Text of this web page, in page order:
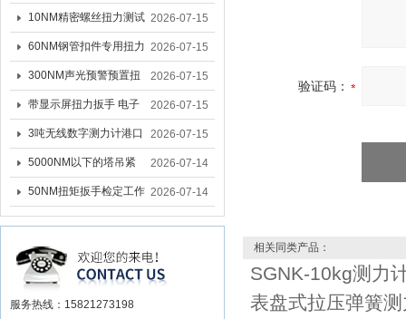
的无线测力计 0.03-3T化
工行业用遥控式推拉力
计
10NM精密螺丝扭力测试
专用扭矩扳手,产线质检
螺丝扭力专用扳手厂家
2026-07-15
60NM钢管扣件专用扭力
扳手 脚手架扭力检测扳
手 工地扣件扭矩扳手品
牌
2026-07-15
300NM声光预警预置扭
力扳手 工业紧固专用数
显扭力工具厂家
2026-07-15
带显示屏扭力扳手 电子
数显扭力扳手 20NM精
准可调力矩扳手品牌
2026-07-15
3吨无线数字测力计港口
吊装专用
2026-07-15
5000NM以下的塔吊紧
固大扭力电动扳手 塔机
安装电动扳手厂家
2026-07-14
50NM扭矩扳手检定工作
台 高精度扭力校准设备
扳手精度检定设备厂家
2026-07-14
服务热线：15821273198
验证码：
相关同类产品：
SGNK-10kg测力
表盘式拉压弹簧